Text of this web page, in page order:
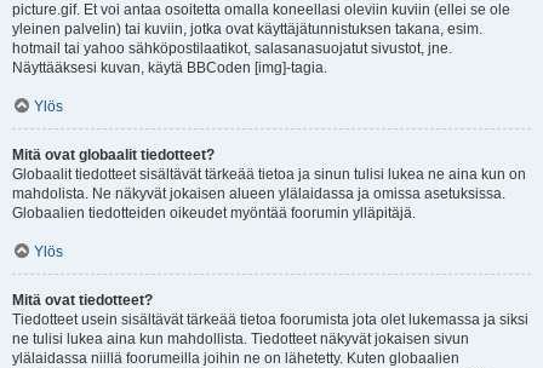
picture.gif. Et voi antaa osoitetta omalla koneellasi oleviin kuviin (ellei se ole
yleinen palvelin) tai kuviin, jotka ovat käyttäjätunnistuksen takana, esim.
hotmail tai yahoo sähköpostilaatikot, salasanasuojatut sivustot, jne.
Näyttääksesi kuvan, käytä BBCoden [img]-tagia.
Ylös
Mitä ovat globaalit tiedotteet?
Globaalit tiedotteet sisältävät tärkeää tietoa ja sinun tulisi lukea ne aina kun on
mahdolista. Ne näkyvät jokaisen alueen ylälaidassa ja omissa asetuksissa.
Globaalien tiedotteiden oikeudet myöntää foorumin ylläpitäjä.
Ylös
Mitä ovat tiedotteet?
Tiedotteet usein sisältävät tärkeää tietoa foorumista jota olet lukemassa ja siksi
ne tulisi lukea aina kun mahdollista. Tiedotteet näkyvät jokaisen sivun
ylälaidassa niillä foorumeilla joihin ne on lähetetty. Kuten globaalien